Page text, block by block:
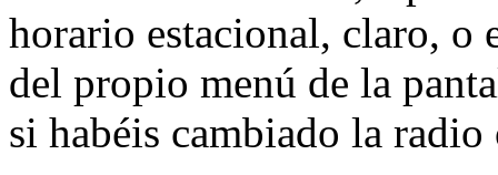
horario estacional, claro, o
del propio menú de la
si habéis cambiado la